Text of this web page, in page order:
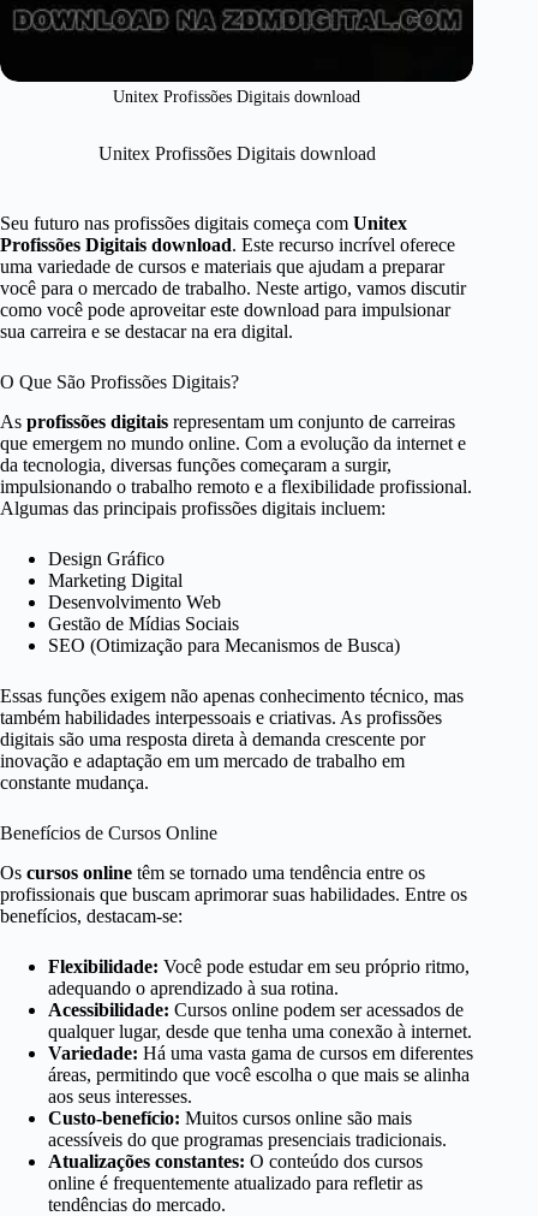
Unitex Profissões Digitais download
Unitex Profissões Digitais download
Seu futuro nas profissões digitais começa com Unitex
Profissões Digitais download. Este recurso incrível oferece
uma variedade de cursos e materiais que ajudam a preparar
você para o mercado de trabalho. Neste artigo, vamos discutir
como você pode aproveitar este download para impulsionar
sua carreira e se destacar na era digital.
O Que São Profissões Digitais?
As profissões digitais representam um conjunto de carreiras
que emergem no mundo online. Com a evolução da internet e
da tecnologia, diversas funções começaram a surgir,
impulsionando o trabalho remoto e a flexibilidade profissional.
Algumas das principais profissões digitais incluem:
Design Gráfico
Marketing Digital
Desenvolvimento Web
Gestão de Mídias Sociais
SEO (Otimização para Mecanismos de Busca)
Essas funções exigem não apenas conhecimento técnico, mas
também habilidades interpessoais e criativas. As profissões
digitais são uma resposta direta à demanda crescente por
inovação e adaptação em um mercado de trabalho em
constante mudança.
Benefícios de Cursos Online
Os cursos online têm se tornado uma tendência entre os
profissionais que buscam aprimorar suas habilidades. Entre os
benefícios, destacam-se:
Flexibilidade: Você pode estudar em seu próprio ritmo,
adequando o aprendizado à sua rotina.
Acessibilidade: Cursos online podem ser acessados de
qualquer lugar, desde que tenha uma conexão à internet.
Variedade: Há uma vasta gama de cursos em diferentes
áreas, permitindo que você escolha o que mais se alinha
aos seus interesses.
Custo-benefício: Muitos cursos online são mais
acessíveis do que programas presenciais tradicionais.
Atualizações constantes: O conteúdo dos cursos
online é frequentemente atualizado para refletir as
tendências do mercado.